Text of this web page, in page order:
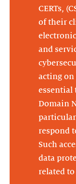
CERTs,
of their
and
acting on
essential
Domain
respond
Such
data
related